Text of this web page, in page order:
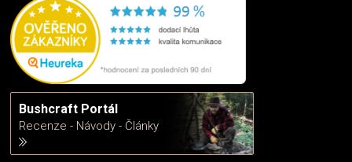
Bushcraft Portál
Recenze - Návody - Články